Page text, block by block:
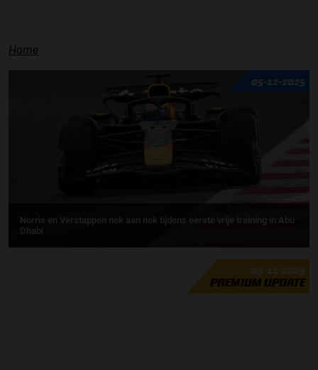
Home
05-12-2025
Norris en Verstappen nek aan nek tijdens eerste vrije training in Abu
Dhabi
05-12-2025
PREMIUM UPDATE